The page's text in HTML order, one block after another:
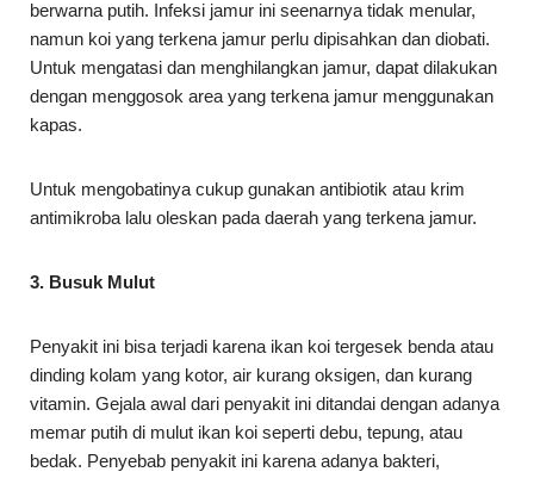
berwarna putih. Infeksi jamur ini seenarnya tidak menular,
namun koi yang terkena jamur perlu dipisahkan dan diobati.
Untuk mengatasi dan menghilangkan jamur, dapat dilakukan
dengan menggosok area yang terkena jamur menggunakan
kapas.
Untuk mengobatinya cukup gunakan antibiotik atau krim
antimikroba lalu oleskan pada daerah yang terkena jamur.
3. Busuk Mulut
Penyakit ini bisa terjadi karena ikan koi tergesek benda atau
dinding kolam yang kotor, air kurang oksigen, dan kurang
vitamin. Gejala awal dari penyakit ini ditandai dengan adanya
memar putih di mulut ikan koi seperti debu, tepung, atau
bedak. Penyebab penyakit ini karena adanya bakteri,